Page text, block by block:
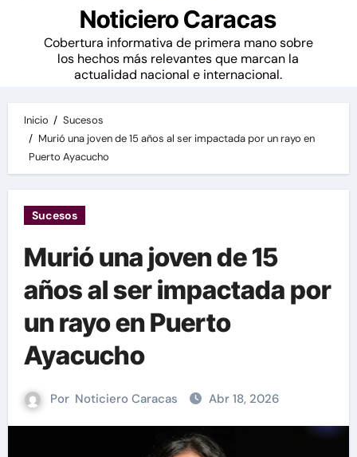
Noticiero Caracas
Cobertura informativa de primera mano sobre
los hechos más relevantes que marcan la
actualidad nacional e internacional.
Inicio
Sucesos
Murió una joven de 15 años al ser impactada por un rayo en
Puerto Ayacucho
Sucesos
Murió una joven de 15
años al ser impactada por
un rayo en Puerto
Ayacucho
Por Noticiero Caracas Abr 18, 2026